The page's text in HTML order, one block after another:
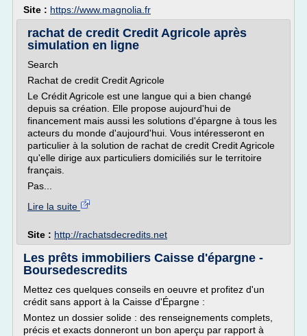
Site : https://www.magnolia.fr
rachat de credit Credit Agricole après
simulation en ligne
Search
Rachat de credit Credit Agricole
Le Crédit Agricole est une langue qui a bien changé
depuis sa création. Elle propose aujourd'hui de
financement mais aussi les solutions d'épargne à tous les
acteurs du monde d'aujourd'hui. Vous intéresseront en
particulier à la solution de rachat de credit Credit Agricole
qu'elle dirige aux particuliers domiciliés sur le territoire
français.
Pas...
Lire la suite
Site : http://rachatsdecredits.net
Les prêts immobiliers Caisse d'épargne -
Boursedescredits
Mettez ces quelques conseils en oeuvre et profitez d'un
crédit sans apport à la Caisse d'Épargne :
Montez un dossier solide : des renseignements complets,
précis et exacts donneront un bon aperçu par rapport à